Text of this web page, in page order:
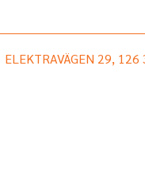
ELEKTRAVÄGEN 29, 126